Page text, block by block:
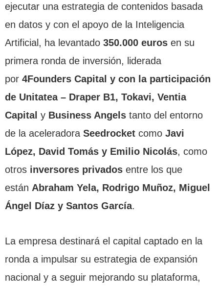
ejecutar una estrategia de contenidos basada
en datos y con el apoyo de la Inteligencia
Artificial, ha levantado 350.000 euros en su
primera ronda de inversión, liderada
por 4Founders Capital y con la participación
de Unitatea – Draper B1, Tokavi, Ventia
Capital y Business Angels tanto del entorno
de la aceleradora Seedrocket como Javi
López, David Tomás y Emilio Nicolás, como
otros inversores privados entre los que
están Abraham Yela, Rodrigo Muñoz, Miguel
Ángel Díaz y Santos García.
La empresa destinará el capital captado en la
ronda a impulsar su estrategia de expansión
nacional y a seguir mejorando su plataforma,